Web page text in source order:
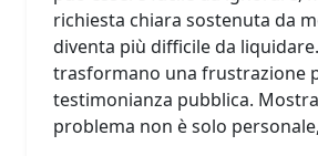
richiesta chiara sostenuta da
diventa più difficile da
trasformano una frustrazione
testimonianza pubblica.
problema non è solo